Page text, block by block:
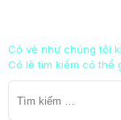
Có vẻ như chúng tôi
Có lẽ tìm kiếm có thể